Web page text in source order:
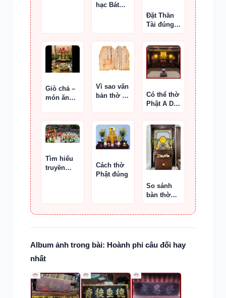
hạc Bát
Đặt Thần
Tài đúng
phong
thủy
Giò chả –
món ăn
mâm cỗ
Tết
Vì sao văn
bản thờ tự
đôi khi sai
cổ pháp
Có thể thờ
Phật A Di
Đà và
Quan Thế
Âm trên
cùng bàn
thờ
Tìm hiểu
truyền
Cách thờ
Phật đúng
So sánh
bàn thờ
miền Bắc
và miền
Album ảnh trong bài: Hoành phi câu đối hay
nhất